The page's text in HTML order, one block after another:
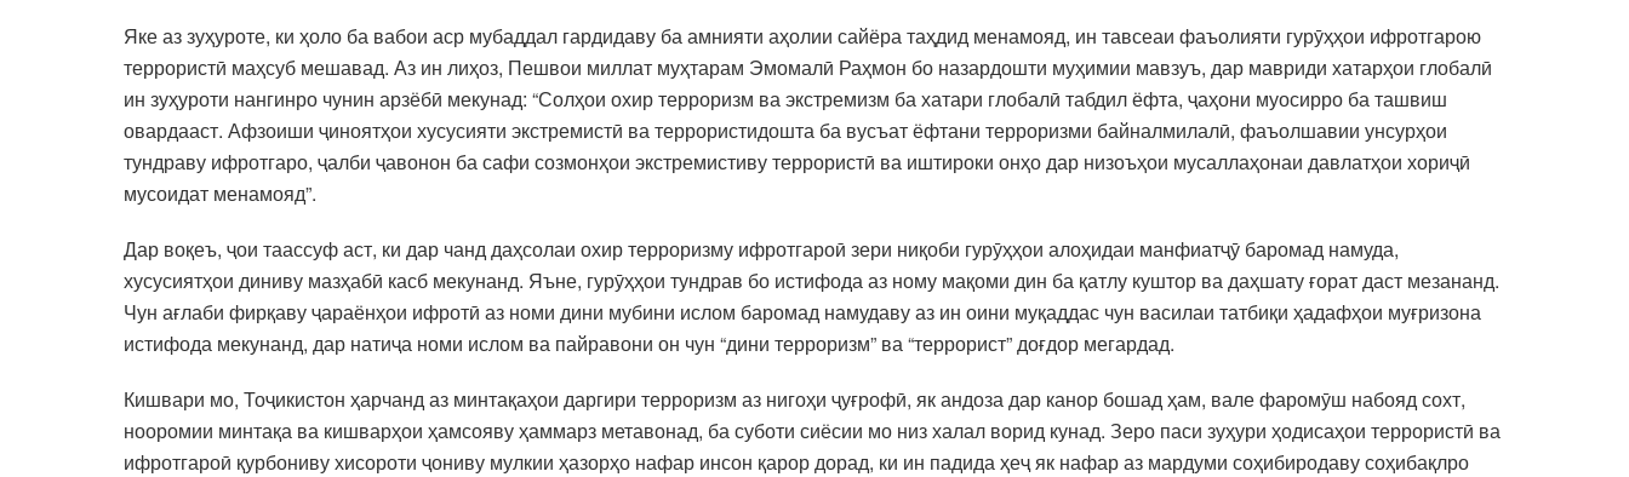
Яке аз зуҳуроте, ки ҳоло ба вабои аср мубаддал гардидаву ба амнияти аҳолии сайёра таҳдид менамояд, ин тавсеаи фаъолияти гурӯҳҳои ифротгарою
террористӣ маҳсуб мешавад. Аз ин лиҳоз, Пешвои миллат муҳтарам Эмомалӣ Раҳмон бо назардошти муҳимии мавзуъ, дар мавриди хатарҳои глобалӣ
ин зуҳуроти нангинро чунин арзёбӣ мекунад: “Солҳои охир терроризм ва экстремизм ба хатари глобалӣ табдил ёфта, ҷаҳони муосирро ба ташвиш
овардааст. Афзоиши ҷиноятҳои хусусияти экстремистӣ ва террористидошта ба вусъат ёфтани терроризми байналмилалӣ, фаъолшавии унсурҳои
тундраву ифротгаро, ҷалби ҷавонон ба сафи созмонҳои экстремистиву террористӣ ва иштироки онҳо дар низоъҳои мусаллаҳонаи давлатҳои хориҷӣ
мусоидат менамояд”.
Дар воқеъ, ҷои таассуф аст, ки дар чанд даҳсолаи охир терроризму ифротгароӣ зери ниқоби гурӯҳҳои алоҳидаи манфиатҷӯ баромад намуда,
хусусиятҳои диниву мазҳабӣ касб мекунанд. Яъне, гурӯҳҳои тундрав бо истифода аз ному мақоми дин ба қатлу куштор ва даҳшату ғорат даст мезананд.
Чун ағлаби фирқаву ҷараёнҳои ифротӣ аз номи дини мубини ислом баромад намудаву аз ин оини муқаддас чун василаи татбиқи ҳадафҳои муғризона
истифода мекунанд, дар натиҷа номи ислом ва пайравони он чун “дини терроризм” ва “террорист” доғдор мегардад.
Кишвари мо, Тоҷикистон ҳарчанд аз минтақаҳои даргири терроризм аз нигоҳи ҷуғрофӣ, як андоза дар канор бошад ҳам, вале фаромӯш набояд сохт,
нооромии минтақа ва кишварҳои ҳамсояву ҳаммарз метавонад, ба суботи сиёсии мо низ халал ворид кунад. Зеро паси зуҳури ҳодисаҳои террористӣ ва
ифротгароӣ қурбониву хисороти ҷониву мулкии ҳазорҳо нафар инсон қарор дорад, ки ин падида ҳеҷ як нафар аз мардуми соҳибиродаву соҳибақлро